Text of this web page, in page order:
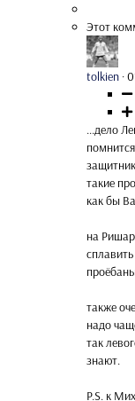
Этот
tolkien ·
...дело
такие
как бы
на
также
надо
так
знают.
P.S. к